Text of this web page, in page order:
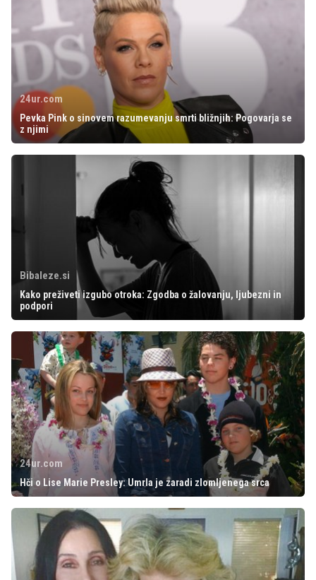
24ur.com
Pevka Pink o sinovem razumevanju smrti bližnjih: Pogovarja se
z njimi
Bibaleze.si
Kako preživeti izgubo otroka: Zgodba o žalovanju, ljubezni in
podpori
24ur.com
Hči o Lise Marie Presley: Umrla je zaradi zlomljenega srca